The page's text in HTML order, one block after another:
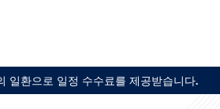
일환으로 일정 수수료를 제공받습니다.